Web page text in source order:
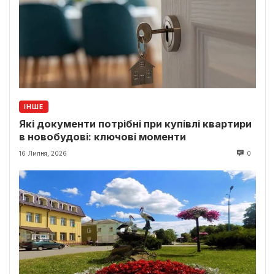
ІНШЕ
Які документи потрібні при купівлі квартири
в новобудові: ключові моменти
16 Липня, 2026 0